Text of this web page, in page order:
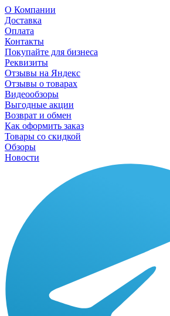
О Компании
Доставка
Оплата
Контакты
Покупайте для бизнеса
Реквизиты
Отзывы на Яндекс
Отзывы о товарах
Видеообзоры
Выгодные акции
Возврат и обмен
Как оформить заказ
Товары со скидкой
Обзоры
Новости